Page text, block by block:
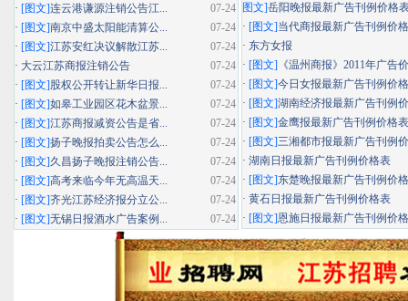
图文]岳阳晚报最新广告刊例价格
· [图文]当代商报最新广告刊例价
· 东方女报
· [图文] 《温州商报》2011年广告
· [图文]今日女报最新广告刊例价
· [图文]湖南经济报最新广告刊例
· [图文]金鹰报最新广告刊例价格表
· [图文]三湘都市报最新广告刊例
· 湖南日报最新广告刊例价格表
· [图文]东楚晚报最新广告刊例价
· 黄石日报最新广告刊例价格表
· [图文]恩施日报最新广告刊例价
07-24
· [图文]连云港谦源注销公告江...
07-24
· [图文]南京中盛太阳能清算公...
07-24
· [图文]江苏安红决议解散江苏...
07-24
· 大云江苏商报注销公告
07-24
· [图文]股权公开转让新华日报...
07-24
· [图文]如皋工业园区花木盆景...
07-24
· [图文]江苏商报减资公告是省...
07-24
· [图文]扬子晚报拍卖公告怎么...
07-24
· [图文]久昌扬子晚报注销公告...
07-24
· [图文]高考来临今年无高温天...
07-24
· [图文]齐光江苏经济报分立公...
07-24
· [图文]无锡日报酒水广告案例...